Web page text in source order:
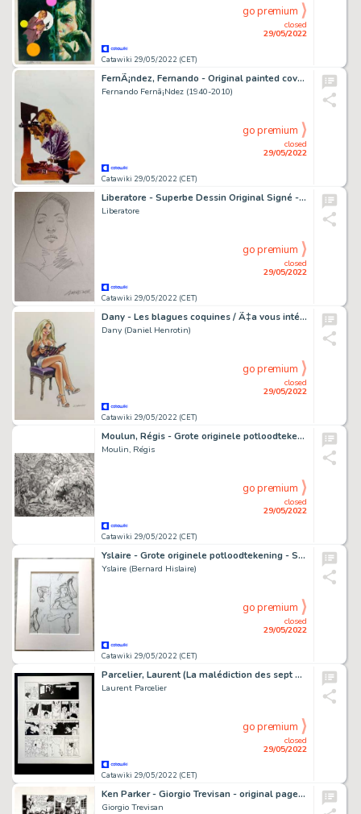
Catawiki 29/05/2022 (CET)
closed
29/05/2022
go premium
FernÃ¡ndez, Fernando - Original painted cover (51x36 cm) - Detectives Cover book - F.B.I. #114 - Pincer Brice - Cadena de crimenes - (1980)
Fernando Fernã¡Ndez (1940-2010)
Catawiki 29/05/2022 (CET)
closed
29/05/2022
go premium
Liberatore - Superbe Dessin Original Signé - La Suora
Liberatore
Catawiki 29/05/2022 (CET)
closed
29/05/2022
go premium
Dany - Les blagues coquines / Ã‡a vous intéresse? - Dessin original - Pin-Up
Dany (Daniel Henrotin)
Catawiki 29/05/2022 (CET)
closed
29/05/2022
go premium
Moulun, Régis - Grote originele potloodtekening - 'Jungle Fever' - (2014)
Moulin, Régis
Catawiki 29/05/2022 (CET)
closed
29/05/2022
go premium
Yslaire - Grote originele potloodtekening - Sambre / Samber - (1990/1995)
Yslaire (Bernard Hislaire)
Catawiki 29/05/2022 (CET)
closed
29/05/2022
go premium
Parcelier, Laurent (La malédiction des sept boules vertes) - Planche originale (p.16) - Hors-Série : Le Lutin farceur - (1993)
Laurent Parcelier
Catawiki 29/05/2022 (CET)
closed
29/05/2022
go premium
Ken Parker - Giorgio Trevisan - original page - Page volante
Giorgio Trevisan